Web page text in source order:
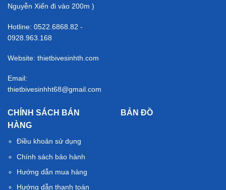
Nguyễn Xiển đi vào 200m )
Hotline: 0522.6868.82 -
0928.963.168
Website: thietbivesinhth.com
Email:
thietbivesinhht68@gmail.com
CHÍNH SÁCH BÁN
HÀNG
Điều khoản sử dụng
Chính sách bảo hành
Hướng dẫn mua hàng
Hướng dẫn thanh toán
BẢN ĐỒ